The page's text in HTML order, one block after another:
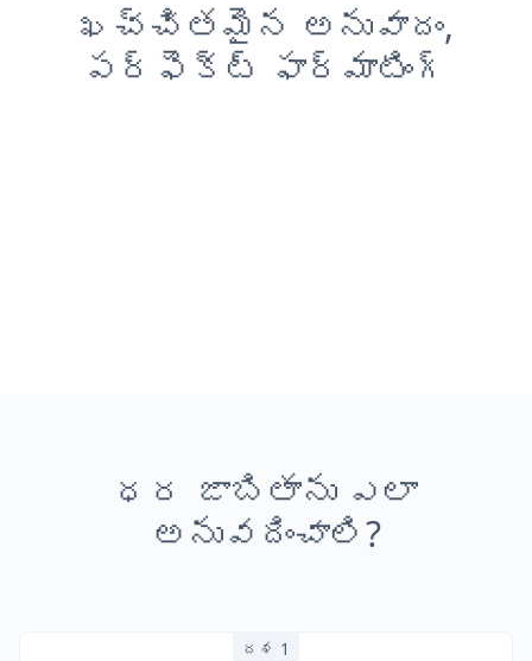
ఖచ్చితమైన అనువాదం,
పర్ఫెక్ట్ ఫార్మాటింగ్
ధర జాబితాను ఎలా
అనువదించాలి?
దశ 1